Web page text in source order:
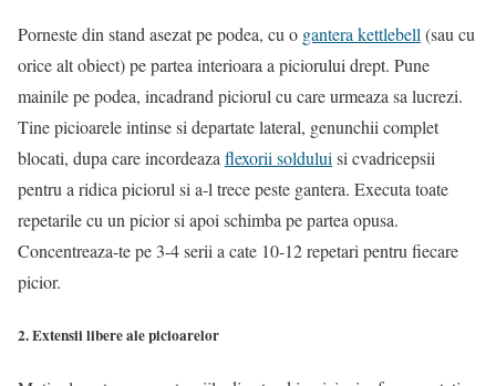
Porneste din stand asezat pe podea, cu o gantera kettlebell(sau cu
orice alt obiect) pe partea interioara a piciorului drept. Pune
mainile pe podea, incadrand piciorul cu care urmeaza sa lucrezi.
Tine picioarele intinse si departate lateral, genunchii complet
blocati, dupa care incordeazaflexorii solduluisi cvadricepsii
pentru a ridica piciorul si a-l trece peste gantera. Executa toate
repetarile cu un picior si apoi schimba pe partea opusa.
Concentreaza-te pe 3-4 serii a cate 10-12 repetari pentru fiecare
picior.
2. Extensii libere ale picioarelor